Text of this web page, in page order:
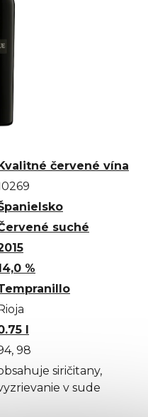
červené vína
suché
%
l
98
siričitany,
v sude